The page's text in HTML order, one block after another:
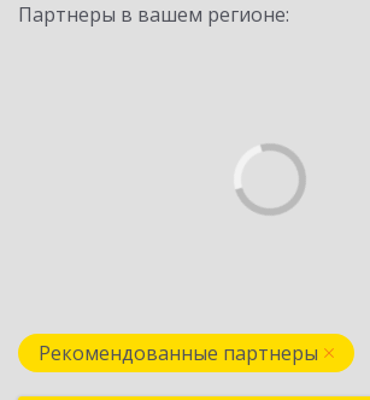
Партнеры в вашем регионе:
Рекомендованные партнеры